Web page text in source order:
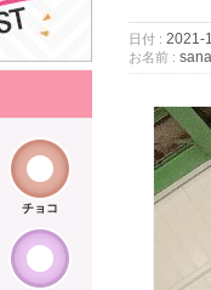
チョコ
日付 : 2021-
お名前 :